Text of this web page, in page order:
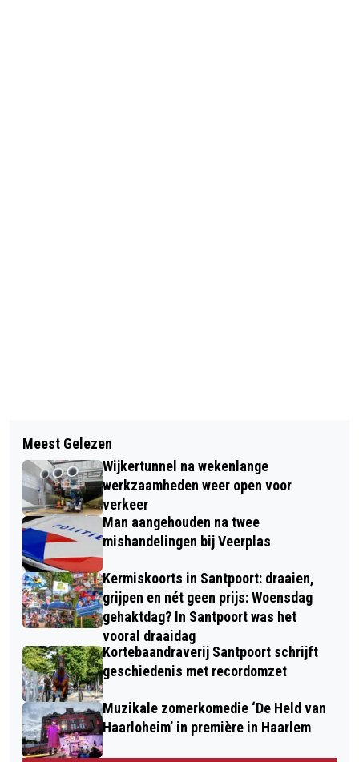
GEEN TREINEN TUSSEN HAARLEM EN
AMSTERDAM SLOTERDIJK IN DE
HERFSTVAKANTIE
JURJEN BEUMERLEZING DOOR
MANUELA KALSKY: COMPASSIE ALS
MAATSCHAPPELIJK VERZET
Meest Gelezen
Wijkertunnel na wekenlange
werkzaamheden weer open voor
verkeer
Man aangehouden na twee
mishandelingen bij Veerplas
Kermiskoorts in Santpoort: draaien,
grijpen en nét geen prijs: Woensdag
gehaktdag? In Santpoort was het
vooral draaidag
Kortebaandraverij Santpoort schrijft
geschiedenis met recordomzet
Muzikale zomerkomedie ‘De Held van
Haarloheim’ in première in Haarlem